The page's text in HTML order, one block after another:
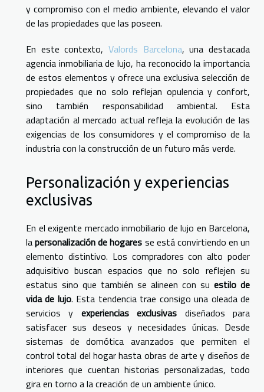
y compromiso con el medio ambiente, elevando el valor
de las propiedades que las poseen.
En este contexto, Valords Barcelona, una destacada
agencia inmobiliaria de lujo, ha reconocido la importancia
de estos elementos y ofrece una exclusiva selección de
propiedades que no solo reflejan opulencia y confort,
sino también responsabilidad ambiental. Esta
adaptación al mercado actual refleja la evolución de las
exigencias de los consumidores y el compromiso de la
industria con la construcción de un futuro más verde.
Personalización y experiencias
exclusivas
En el exigente mercado inmobiliario de lujo en Barcelona,
lapersonalización de hogares se está convirtiendo en un
elemento distintivo. Los compradores con alto poder
adquisitivo buscan espacios que no solo reflejen su
estatus sino que también se alineen con su estilo de
vida de lujo. Esta tendencia trae consigo una oleada de
servicios y experiencias exclusivas diseñados para
satisfacer sus deseos y necesidades únicas. Desde
sistemas de domótica avanzados que permiten el
control total del hogar hasta obras de arte y diseños de
interiores que cuentan historias personalizadas, todo
gira en torno a la creación de un ambiente único.